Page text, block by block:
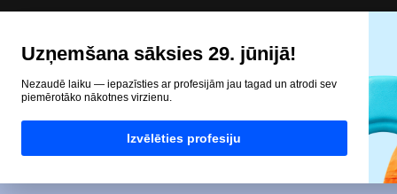
Uzņemšana sāksies 29. jūnijā!
Nezaudē laiku — iepazīsties ar profesijām jau tagad un atrodi sev
piemērotāko nākotnes virzienu.
Izvēlēties profesiju